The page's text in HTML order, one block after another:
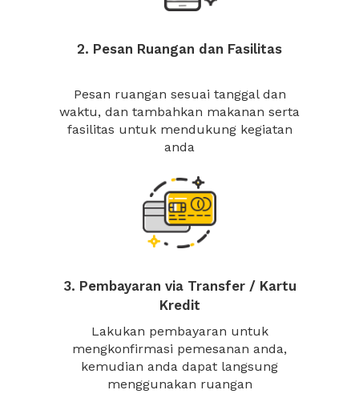
2. Pesan Ruangan dan Fasilitas
Pesan ruangan sesuai tanggal dan
waktu, dan tambahkan makanan serta
fasilitas untuk mendukung kegiatan
anda
3. Pembayaran via Transfer / Kartu
Kredit
Lakukan pembayaran untuk
mengkonfirmasi pemesanan anda,
kemudian anda dapat langsung
menggunakan ruangan